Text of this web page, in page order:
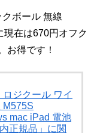
ボール 無線
現在は670円オフク
お得です！
ジクール ワイ
M575S
mac iPad 電池
正規品」に関